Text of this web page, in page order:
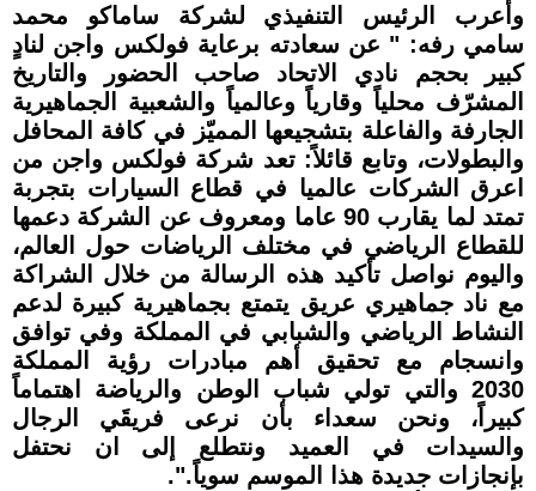
وأعرب الرئيس التنفيذي لشركة ساماكو محمد
سامي رفه: " عن سعادته برعاية فولكس واجن لنادٍ
كبير بحجم نادي الاتحاد صاحب الحضور والتاريخ
المشرّف محلياً وقارياً وعالمياً والشعبية الجماهيرية
الجارفة والفاعلة بتشجيعها المميّز في كافة المحافل
والبطولات، وتابع قائلاً: تعد شركة فولكس واجن من
اعرق الشركات عالميا في قطاع السيارات بتجربة
تمتد لما يقارب 90 عاما ومعروف عن الشركة دعمها
للقطاع الرياضي في مختلف الرياضات حول العالم،
واليوم نواصل تأكيد هذه الرسالة من خلال الشراكة
مع ناد جماهيري عريق يتمتع بجماهيرية كبيرة لدعم
النشاط الرياضي والشبابي في المملكة وفي توافق
وانسجام مع تحقيق أهم مبادرات رؤية المملكة
2030 والتي تولي شباب الوطن والرياضة اهتماماً
كبيراً، ونحن سعداء بأن نرعى فريقَي الرجال
والسيدات في العميد ونتطلع إلى ان نحتفل
بإنجازات جديدة هذا الموسم سوياً.".